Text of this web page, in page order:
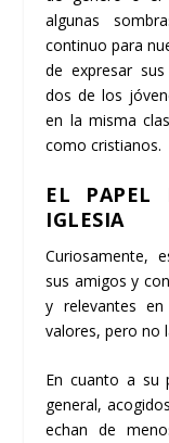
algunas
continuo para
de expresar
dos de los
en la misma
como cristianos.
EL PAPEL
IGLESIA
Curiosamente,
sus amigos y
y relevantes
valores, pero no
En cuanto a su
general,
echan de